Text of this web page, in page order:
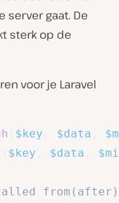
server gaat. De
sterk op de
voor je Laravel
$key $data
$key $data
from(after)